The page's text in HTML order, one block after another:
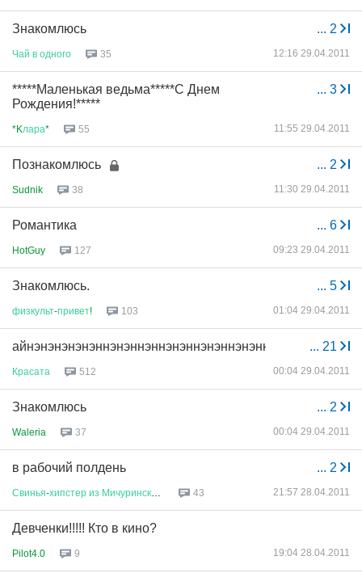
... 2
Знакомлюсь
Чай в одного 35 12:16 29.04.2011
... 3
*****Маленькая ведьма*****С Днем
Рождения!*****
*Kлара* 55 11:55 29.04.2011
... 2
Познакомлюсь
Sudnik 38 11:30 29.04.2011
... 6
Романтика
HotGuy 127 09:23 29.04.2011
... 5
Знакомлюсь.
физкульт-привет! 103 01:04 29.04.2011
... 21
айнэнэнэнэнэннэнэннэннэнэннэнэннэнэннэнэннэ
Красата 512 00:04 29.04.2011
... 2
Знакомлюсь
Waleria 37 00:04 29.04.2011
... 2
в рабочий полдень
Свинья-хипстер из Мичуринского 43 21:57 28.04.2011
Девченки!!!!! Кто в кино?
Pilot4.0 9 19:04 28.04.2011